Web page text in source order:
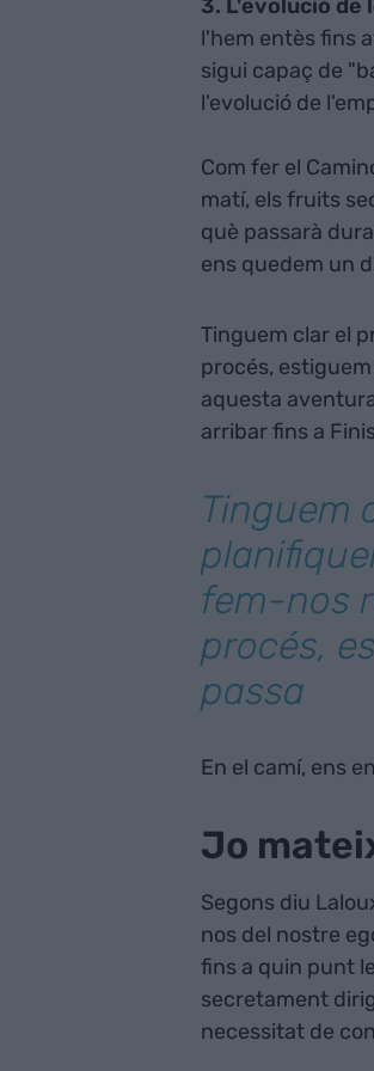
3. L'evolució de
l'hem entès fins
sigui capaç de
l'evolució de
Com fer el
matí, els fruits
què passarà
ens quedem un
Tinguem clar el
procés,
aquesta
arribar fins a
Tinguem
fem-nos
procés,
passa
En el camí, ens
Jo
Segons diu
nos del nostre
fins a quin punt
secretament
necessitat de